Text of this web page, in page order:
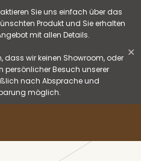
Sie uns einfach über das
Produkt und Sie erhalten
mit allen Details.
wir keinen Showroom, oder
persönlicher Besuch unserer
nach Absprache und
möglich.
✕